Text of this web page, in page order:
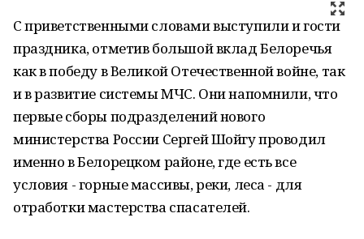
С приветственными словами выступили и гости
праздника, отметив большой вклад Белоречья
как в победу в Великой Отечественной войне, так
и в развитие системы МЧС. Они напомнили, что
первые сборы подразделений нового
министерства России Сергей Шойгу проводил
именно в Белорецком районе, где есть все
условия - горные массивы, реки, леса - для
отработки мастерства спасателей.